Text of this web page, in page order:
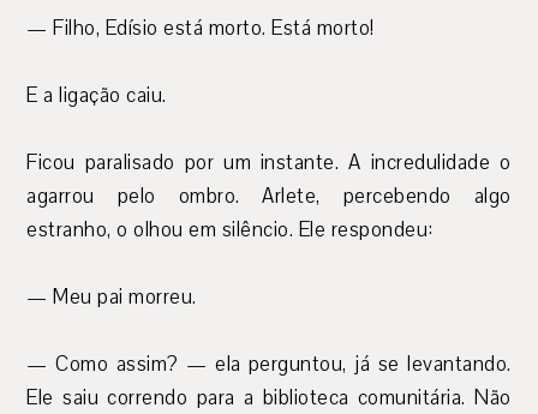
— Filho, Edísio está morto. Está morto!
E a ligação caiu.
Ficou paralisado por um instante. A incredulidade o
agarrou pelo ombro. Arlete, percebendo algo
estranho, o olhou em silêncio. Ele respondeu:
— Meu pai morreu.
— Como assim? — ela perguntou, já se levantando.
Ele saiu correndo para a biblioteca comunitária. Não